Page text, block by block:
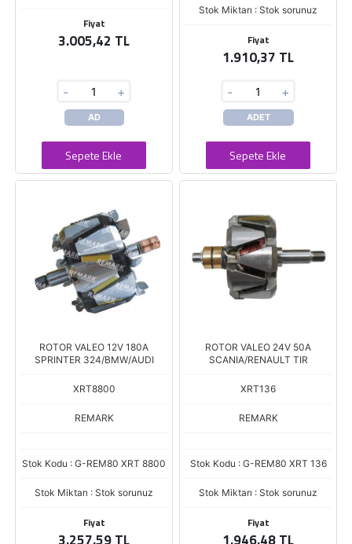
Fiyat
3.005,42 TL
- +
AD
Sepete Ekle
Stok Miktarı : Stok sorunuz
Fiyat
1.910,37 TL
- +
ADET
Sepete Ekle
ROTOR VALEO 12V 180A
SPRINTER 324/BMW/AUDI
XRT8800
REMARK
Stok Kodu : G-REM80 XRT 8800
Stok Miktarı : Stok sorunuz
Fiyat
ROTOR VALEO 24V 50A
SCANIA/RENAULT TIR
XRT136
REMARK
Stok Kodu : G-REM80 XRT 136
Stok Miktarı : Stok sorunuz
Fiyat